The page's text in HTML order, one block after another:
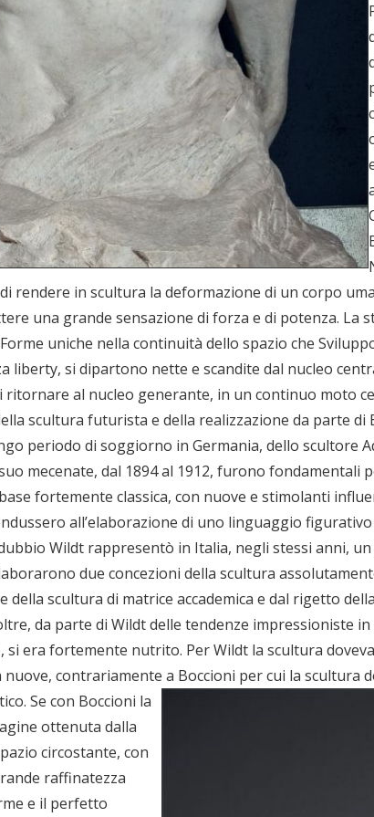
rendere in scultura la deformazione di un corpo
una grande sensazione di forza e di potenza. La
uniche nella continuità dello spazio che
liberty, si dipartono nette e scandite dal nucleo
al nucleo generante, in un continuo moto
scultura futurista e della realizzazione da parte
periodo di soggiorno in Germania, dello scultore
mecenate, dal 1894 al 1912, furono
fortemente classica, con nuove e stimolanti
all’elaborazione di uno linguaggio
Wildt rappresentò in Italia, negli stessi anni,
due concezioni della scultura
scultura di matrice accademica e dal rigetto
da parte di Wildt delle tendenze impressioniste
si era fortemente nutrito. Per Wildt la scultura
nuove, contrariamente a Boccioni per cui la scultura
Se con Boccioni la
ottenuta dalla
circostante, con
raffinatezza
e il perfetto